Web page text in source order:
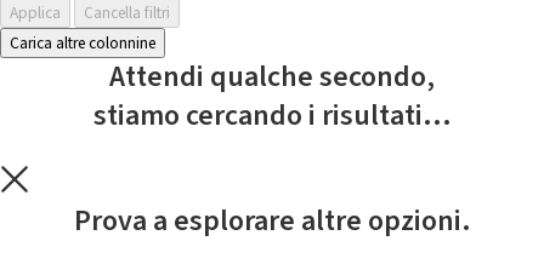
Applica
Cancella filtri
Carica altre colonnine
Attendi qualche secondo,
stiamo cercando i risultati...
Prova a esplorare altre opzioni.